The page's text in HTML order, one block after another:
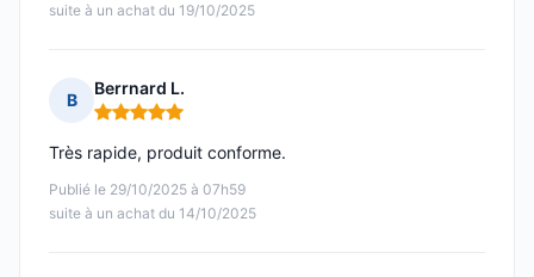
suite à un achat du 19/10/2025
B
Berrnard L.
Note : 5 sur 5
Publié le 29/10/2025 à 07h59
suite à un achat du 14/10/2025
Très rapide, produit conforme.